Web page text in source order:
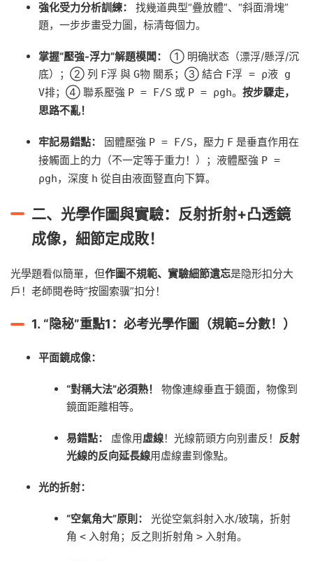
強化受力分析訓練：
找幾道典型“疊放體”、“斜面滑塊”
題，一步步畫受力圖，标清每個力。
掌握“壓強-浮力”解題模闆：
① 明确狀态（漂浮/懸浮/沉
底）；② 列 F浮 與 G物 關系；③ 結合 F浮 = ρ液 g
V排；④ 聯系壓強 P = F/S 或 P = ρgh。 按步驟走，
思路不亂！
牢記易錯點： 固體壓強 P = F/S，壓力 F 是垂直作用在
接觸面上的力（不一定等于重力！）；液體壓強 P =
ρgh，深度 h 從自由液面豎直向下算。
二、光學作圖與實驗：反射折射+凸透鏡
成像，細節定成敗！
光學題看似簡單，但作圖不規範、實驗細節遺忘是隐形扣分大
戶！老師閱卷時“按圖索骥”扣分！
1. “隐秘”重點1：必考光學作圖（規範=分數！）
平面鏡成像：
“對稱大法”必須熟！
物像連線垂直于鏡面，物像到
鏡面距離相等。
易錯點： 虛像用虛線！光線箭頭方向别畫反！ 反射
光線的反向延長線用虛線畫到像點。
光的折射：
“空氣角大”原則：
光從空氣斜射入水/玻璃，折射
角 < 入射角；反之則折射角 > 入射角。